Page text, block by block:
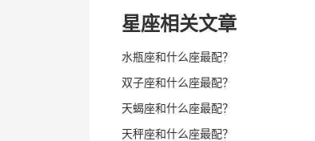
星座相关文章
水瓶座和什么座最配？
双子座和什么座最配？
天蝎座和什么座最配？
天秤座和什么座最配？